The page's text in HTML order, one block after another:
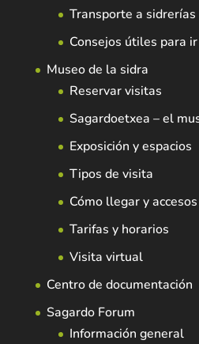
Transporte a sidrerías
Consejos útiles para
Museo de la sidra
Reservar visitas
Sagardoetxea – el
Exposición y espacios
Tipos de visita
Cómo llegar y accesos
Tarifas y horarios
Visita virtual
Centro de documentación
Sagardo Forum
Información general